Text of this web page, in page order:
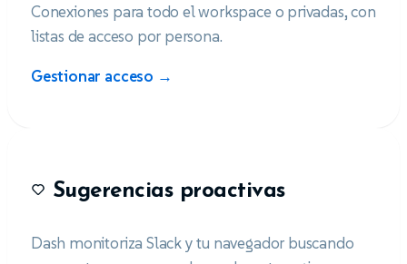
Conexiones para todo el workspace o privadas, con
listas de acceso por persona.
Gestionar acceso →
Sugerencias proactivas
Dash monitoriza Slack y tu navegador buscando